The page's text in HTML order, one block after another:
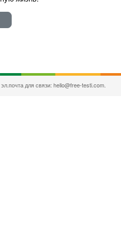
для связи: hello@free-testi.com.